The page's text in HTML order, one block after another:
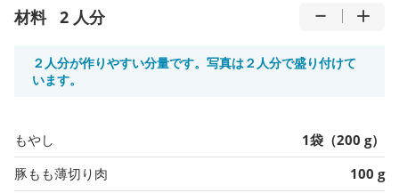
材料 2 人分
２人分が作りやすい分量です。写真は２人分で盛り付けて
います。
もやし
1袋（200 g）
豚もも薄切り肉
100 g